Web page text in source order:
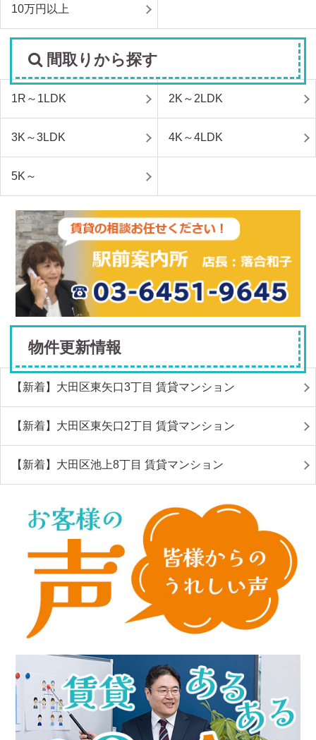
10万円以上
間取りから探す
1R～1LDK 2K～2LDK
3K～3LDK 4K～4LDK
5K～
物件更新情報
【新着】大田区東矢口3丁目 賃貸マンション
【新着】大田区東矢口2丁目 賃貸マンション
【新着】大田区池上8丁目 賃貸マンション